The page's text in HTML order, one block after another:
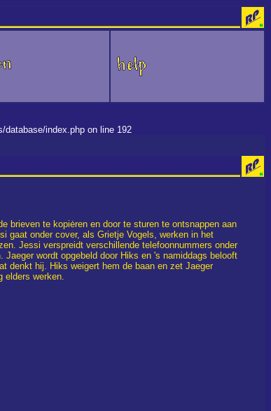
database/index.php on line 192
brieven te kopiėren en door te sturen te ontsnappen aan
gaat onder cover, als Grietje Vogels, werken in het
Jessi verspreidt verschillende telefoonnummers onder
wordt opgebeld door Hiks en 's namiddags belooft
denkt hij. Hiks weigert hem de baan en zet Jaeger
elders werken.